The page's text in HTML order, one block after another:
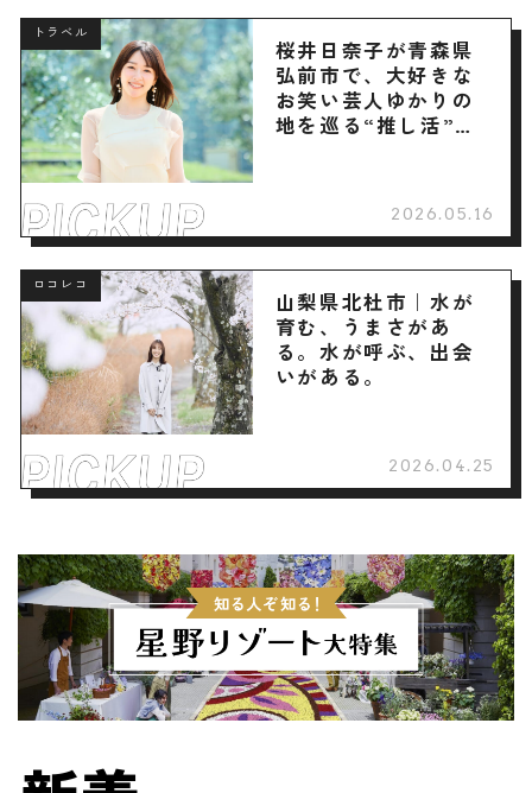
トラベル
桜井日奈子が青森県
弘前市で、大好きな
お笑い芸人ゆかりの
地を巡る“推し活”旅
2026.05.16
ロコレコ
山梨県北杜市｜水が
育む、うまさがあ
る。水が呼ぶ、出会
いがある。
2026.04.25